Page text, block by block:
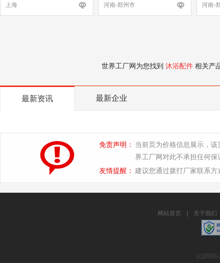
上海
河南-郑州市 河南-
世界工厂网为您找到 沐浴配件 相关产
最新资讯 最新企业
免责声明：
当前页为价格信息展示，
界工厂网对此不承担任何保
友情提醒： 建议您通过拨打厂家联系
网站首页 关于我们